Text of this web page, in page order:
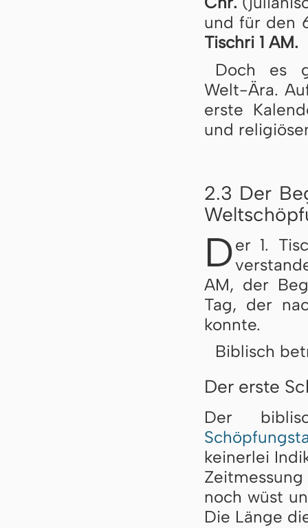
und für den
Tischri 1 AM.
Doch es
Welt-Ära.
erste
und
2.3 Der
Der 1.
AM, der
Tag, der
konnte.
Biblisch
Der erste
Der
keinerlei
noch wüst
Die Länge